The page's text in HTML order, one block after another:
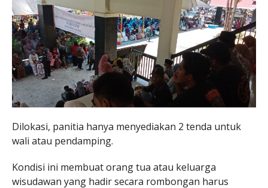
Dilokasi, panitia hanya menyediakan 2 tenda untuk
wali atau pendamping.
Kondisi ini membuat orang tua atau keluarga
wisudawan yang hadir secara rombongan harus